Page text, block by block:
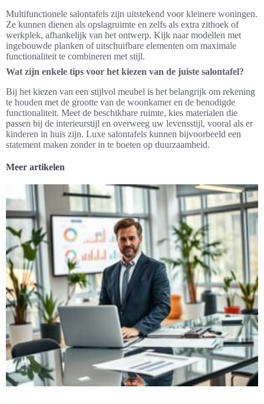
Multifunctionele salontafels zijn uitstekend voor kleinere woningen.
Ze kunnen dienen als opslagruimte en zelfs als extra zithoek of
werkplek, afhankelijk van het ontwerp. Kijk naar modellen met
ingebouwde planken of uitschuifbare elementen om maximale
functionaliteit te combineren met stijl.
Wat zijn enkele tips voor het kiezen van de juiste salontafel?
Bij het kiezen van een stijlvol meubel is het belangrijk om rekening
te houden met de grootte van de woonkamer en de benodigde
functionaliteit. Meet de beschikbare ruimte, kies materialen die
passen bij de interieurstijl en overweeg uw levensstijl, vooral als er
kinderen in huis zijn. Luxe salontafels kunnen bijvoorbeeld een
statement maken zonder in te boeten op duurzaamheid.
Meer artikelen